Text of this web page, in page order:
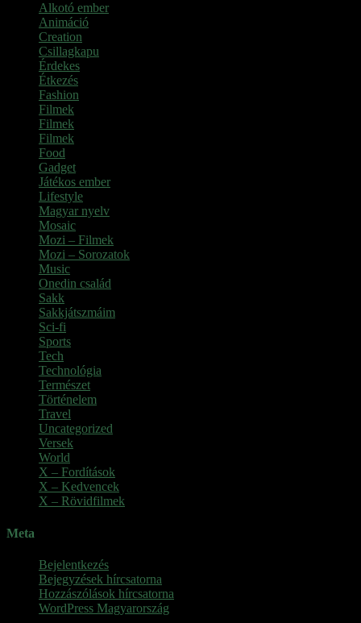
Alkotó ember
Animáció
Creation
Csillagkapu
Érdekes
Étkezés
Fashion
Filmek
Filmek
Filmek
Food
Gadget
Játékos ember
Lifestyle
Magyar nyelv
Mosaic
Mozi – Filmek
Mozi – Sorozatok
Music
Onedin család
Sakk
Sakkjátszmáim
Sci-fi
Sports
Tech
Technológia
Természet
Történelem
Travel
Uncategorized
Versek
World
X – Fordítások
X – Kedvencek
X – Rövidfilmek
Meta
Bejelentkezés
Bejegyzések hírcsatorna
Hozzászólások hírcsatorna
WordPress Magyarország